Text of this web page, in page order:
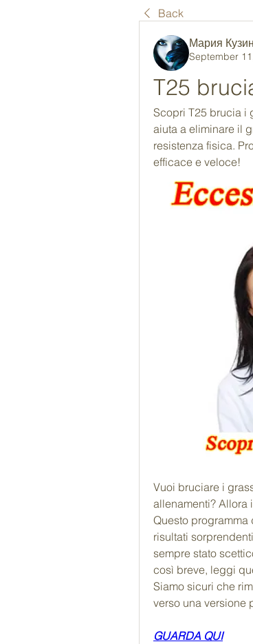
Back
Мария
September
T25
Scopri T25 brucia i
aiuta a eliminare il
resistenza fisica.
efficace e veloce!
Vuoi bruciare i
allenamenti? Allora
Questo
risultati
sempre stato
così breve, leggi
Siamo sicuri che
verso una versione
GUARDA QUI